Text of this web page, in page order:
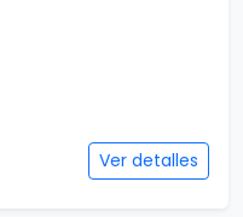
Ver detalles